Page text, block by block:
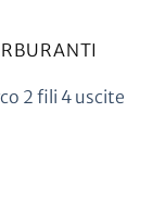
2 fili 4 uscite